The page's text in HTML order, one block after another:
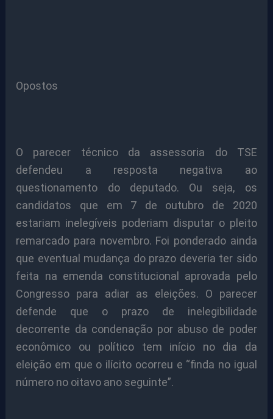
Opostos
O parecer técnico da assessoria do TSE
defendeu a resposta negativa ao
questionamento do deputado. Ou seja, os
candidatos que em 7 de outubro de 2020
estariam inelegíveis poderiam disputar o pleito
remarcado para novembro. Foi ponderado ainda
que eventual mudança do prazo deveria ter sido
feita na emenda constitucional aprovada pelo
Congresso para adiar as eleições. O parecer
defende que o prazo de inelegibilidade
decorrente da condenação por abuso de poder
econômico ou político tem início no dia da
eleição em que o ilícito ocorreu e “finda no igual
número no oitavo ano seguinte”.